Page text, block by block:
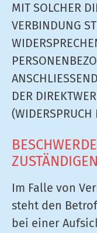
MIT SOLCHER
VERBINDUNG
DER
(WIDERSPRUCH
Im Falle von
steht den
bei einer